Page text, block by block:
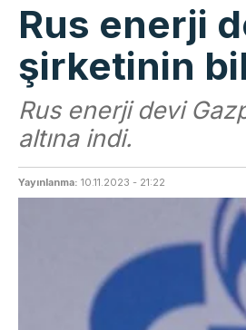
Rus enerji
şirketinin
Rus enerji devi
altına indi.
Yayınlanma: 10.11.2023 - 21:22